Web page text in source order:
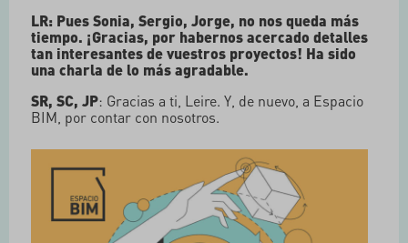
LR: Pues Sonia, Sergio, Jorge, no nos queda más
tiempo. ¡Gracias, por habernos acercado detalles
tan interesantes de vuestros proyectos! Ha sido
una charla de lo más agradable.
SR, SC, JP: Gracias a ti, Leire. Y, de nuevo, a Espacio
BIM, por contar con nosotros.